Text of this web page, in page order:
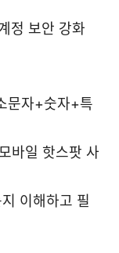
정 보안 강화
문자+숫자+특
바일 핫스팟 사
이해하고 필